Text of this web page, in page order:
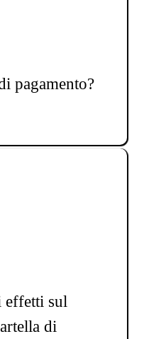
pagamento?
effetti sul
di